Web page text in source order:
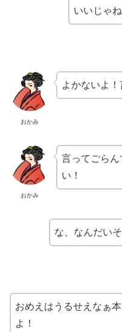
いいじゃ
おかみ
よかないよ
おかみ
言ってごら
い！
な、なんだい
おめえはうるせえなぁ
よ！